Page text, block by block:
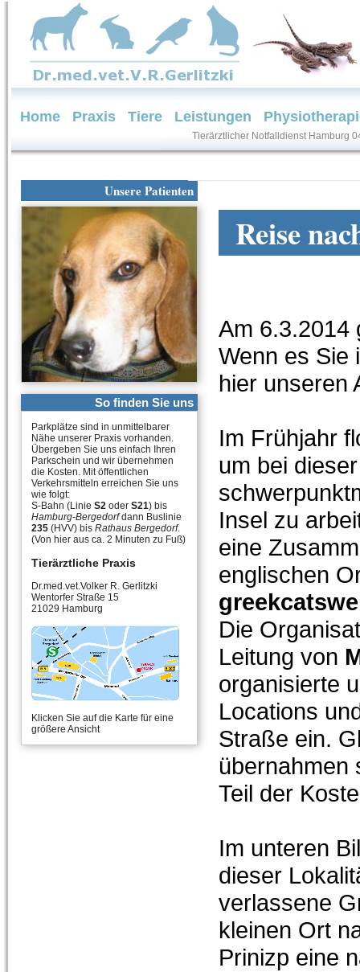
Tierärztlicher Notfalldienst Hamburg
Home Praxis Tiere Leistungen
Unsere Patienten
So finden Sie uns
Parkplätze sind in unmittelbarer
Nähe unserer Praxis vorhanden.
Übergeben Sie uns einfach Ihren
Parkschein und wir übernehmen
die Kosten. Mit öffentlichen
Verkehrsmitteln erreichen Sie uns
wie folgt:
S-Bahn (Linie S2 oder S21) bis
Hamburg-Bergedorfdann Buslinie
235 (HVV) bis Rathaus Bergedorf.
(Von hier aus ca. 2 Minuten zu Fuß)
Tierärztliche Praxis
Dr.med.vet.Volker R. Gerlitzki
Wentorfer Straße 15
21029 Hamburg
Klicken Sie auf die Karte für eine
größere Ansicht
Reise
Am 6.3.2014
Wenn es Sie
hier unseren
Im Frühjahr
um bei
Insel zu
eine
englischen
Die
Leitung von
organisierte
Locations
Straße ein.
übernahmen
Teil der
Im unteren
dieser
verlassene
kleinen Ort
Prinizp eine